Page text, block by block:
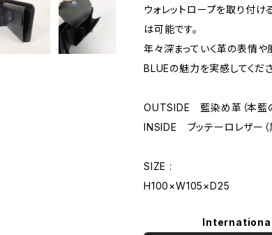
ウォレットロープを取り付け
は可能です。
年々深まっていく革の表情
BLUEの魅力を実感してくだ
OUTSIDE 藍染め革（本藍
INSIDE ブッテーロレザー（
SIZE :
H100×W105×D25